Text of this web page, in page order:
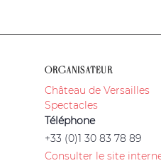
ORGANISATEUR
Château de Versailles
Spectacles
Téléphone
+33 (0)1 30 83 78 89
Consulter le site